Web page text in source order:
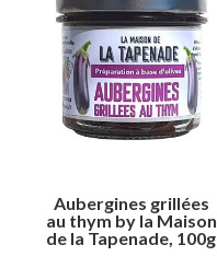
Aubergines grillées
au thym by la Maison
de la Tapenade, 100g